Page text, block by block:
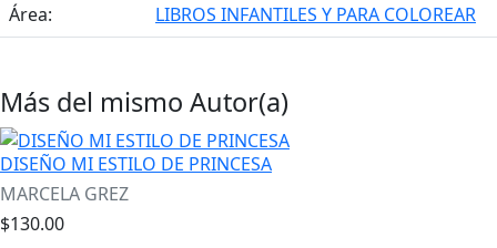
Área:
LIBROS INFANTILES Y PARA COLOREAR
Más del mismo Autor(a)
DISEÑO MI ESTILO DE PRINCESA
MARCELA GREZ
$130.00